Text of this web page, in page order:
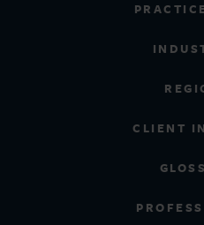
CLIENT